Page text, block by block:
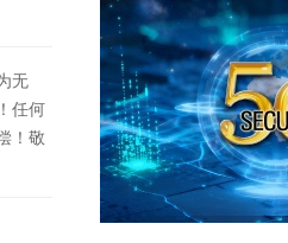
无
任何
！敬
专家关注